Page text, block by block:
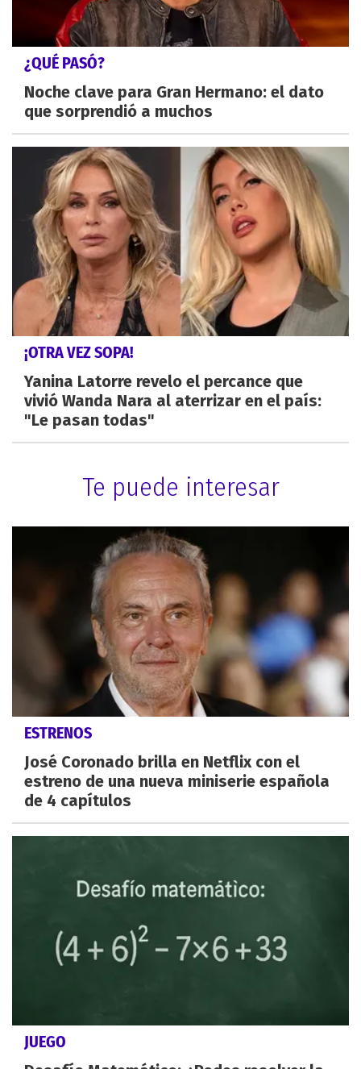
¿QUÉ PASÓ?
Noche clave para Gran Hermano: el dato
que sorprendió a muchos
¡OTRA VEZ SOPA!
Yanina Latorre revelo el percance que
vivió Wanda Nara al aterrizar en el país:
"Le pasan todas"
Te puede interesar
ESTRENOS
José Coronado brilla en Netflix con el
estreno de una nueva miniserie española
de 4 capítulos
JUEGO